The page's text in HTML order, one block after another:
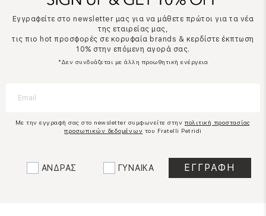
Εγγραφείτε στο newsletter μας για να μάθετε πρώτοι για τα νέα
της εταιρείας μας,
τις πιο hot προσφορές σε κορυφαία brands & κερδίστε έκπτωση
10% στην επόμενη αγορά σας.
*Δεν συνδυάζεται με άλλη προωθητική ενέργεια
Με την εγγραφή σας στο newsletter συμφωνείτε στην πολιτική προστασίας
προσωπικών δεδομένων του Fratelli Petridi
ΑΝΔΡΑΣ ΓΥΝΑΙΚΑ